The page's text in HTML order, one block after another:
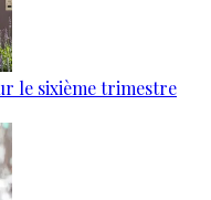
le sixième trimestre